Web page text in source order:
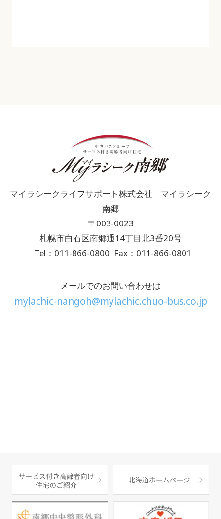
マイラシークライフサポート株式会社 マイラシーク
南郷
〒003-0023
札幌市白石区南郷通14丁目北3番20号
Tel：011-866-0800 Fax：011-866-0801
メールでのお問い合わせは
mylachic-nangoh@mylachic.chuo-bus.co.jp